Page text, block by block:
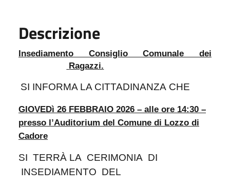
Descrizione
Insediamento Consiglio Comunale dei
Ragazzi.
SI INFORMA LA CITTADINANZA CHE
GIOVEDì 26 FEBBRAIO 2026 – alle ore 14:30 –
presso l’Auditorium del Comune di Lozzo di
Cadore
SI TERRÀ LA CERIMONIA DI
INSEDIAMENTO DEL